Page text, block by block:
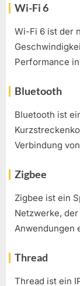
Wi-Fi 6
Wi-Fi 6 ist der
Performance
Bluetooth
Bluetooth ist
Verbindung
Zigbee
Zigbee ist ein
Netzwerke,
Anwendungen
Thread
Thread ist ein